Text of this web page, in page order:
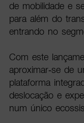
de mobilidade e
para além do
entrando no
Com este
aproximar-se de
plataforma
deslocação e
num único